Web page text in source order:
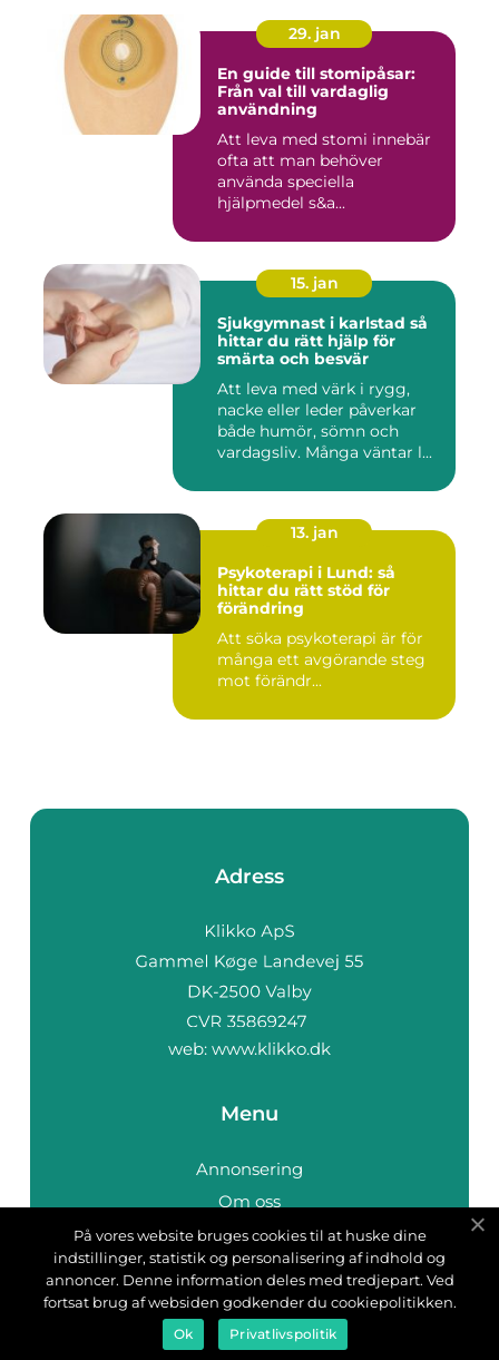
29. jan
En guide till stomipåsar:
Från val till vardaglig
användning
Att leva med stomi innebär
ofta att man behöver
använda speciella
hjälpmedel s&a...
15. jan
Sjukgymnast i karlstad så
hittar du rätt hjälp för
smärta och besvär
Att leva med värk i rygg,
nacke eller leder påverkar
både humör, sömn och
vardagsliv. Många väntar l...
13. jan
Psykoterapi i Lund: så
hittar du rätt stöd för
förändring
Att söka psykoterapi är för
många ett avgörande steg
mot förändr...
Adress
web: www.klikko.dk
Menu
Annonsering
Om oss
Cookies
Kontakta oss
Sitemap
På vores website bruges cookies til at huske dine
indstillinger, statistik og personalisering af indhold og
annoncer. Denne information deles med tredjepart. Ved
fortsat brug af websiden godkender du cookiepolitikken.
Ok Privatlivspolitik